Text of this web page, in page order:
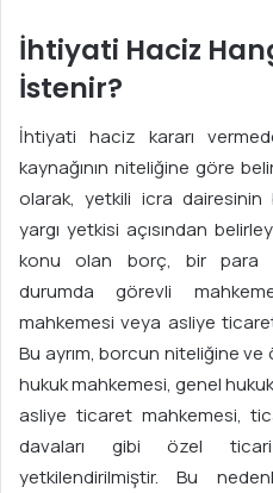
İhtiyati Haciz
İstenir?
İhtiyati haciz kararı
kaynağının niteliğine göre
olarak, yetkili icra dairesinin
yargı yetkisi açısından
konu olan borç, bir para
durumda görevli
mahkemesi veya asliye
Bu ayrım, borcun niteliğine ve
hukuk mahkemesi, genel
asliye ticaret mahkemesi,
davaları gibi özel
yetkilendirilmiştir. Bu